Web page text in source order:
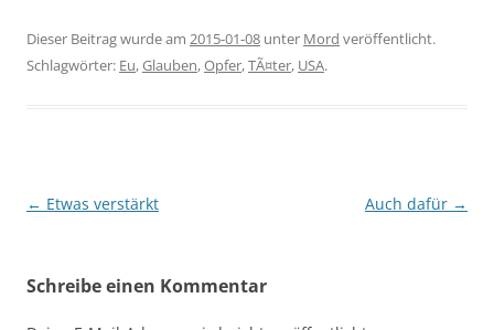
Dieser Beitrag wurde am 2015-01-08 unter Mord veröffentlicht.
Schlagwörter: Eu,Glauben,Opfer,TÃ¤ter, USA.
Beitragsnavigation
← Etwas verstärkt Auch dafür →
Schreibe einen Kommentar